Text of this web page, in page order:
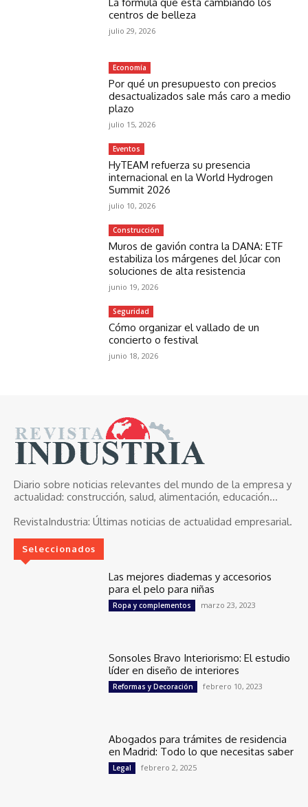
centros de belleza
julio 29, 2026
Economía
Por qué un presupuesto con precios
desactualizados sale más caro a medio
plazo
julio 15, 2026
Eventos
HyTEAM refuerza su presencia
internacional en la World Hydrogen
Summit 2026
julio 10, 2026
Construcción
Muros de gavión contra la DANA: ETF
estabiliza los márgenes del Júcar con
soluciones de alta resistencia
junio 19, 2026
Seguridad
Cómo organizar el vallado de un
concierto o festival
junio 18, 2026
Diario sobre noticias relevantes del mundo de la empresa y
actualidad: construcción, salud, alimentación, educación...
RevistaIndustria: Últimas noticias de actualidad empresarial.
Seleccionados
Las mejores diademas y accesorios
para el pelo para niñas
Ropa y complementos marzo 23, 2023
Sonsoles Bravo Interiorismo: El estudio
líder en diseño de interiores
Reformas y Decoración febrero 10, 2023
Abogados para trámites de residencia
en Madrid: Todo lo que necesitas saber
Legal febrero 2, 2025